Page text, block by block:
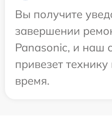
Вы получите
завершении
Panasonic, и наш
привезет
время.